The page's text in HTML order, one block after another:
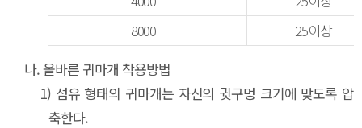
8000
25이상
나.올바른 귀마개 착용방법
1)섬유 형태의 귀마개는 자신의 귓구멍 크기에 맞도록 압
축한다.